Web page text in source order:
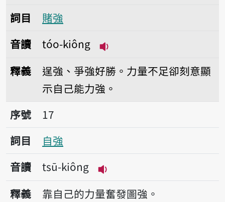
詞目
賭強
音讀
tóo-kiông
釋義
逞強、爭強好勝。力量不足卻刻意顯
示自己能力強。
序號17自強
序號
17
詞目
自強
音讀
tsū-kiông
播放音讀tsū-kiông
釋義
靠自己的力量奮發圖強。